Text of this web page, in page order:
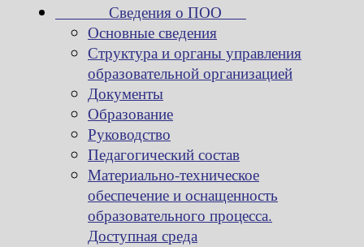
Сведения о ПОО
Основные сведения
Структура и органы управления
образовательной организацией
Документы
Образование
Руководство
Педагогический состав
Материально-техническое
обеспечение и оснащенность
образовательного процесса.
Доступная среда